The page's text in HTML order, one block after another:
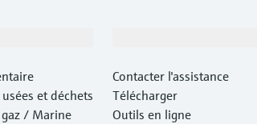
et déchets
/ Marine
Contacter l'assistance
Télécharger
Outils en ligne